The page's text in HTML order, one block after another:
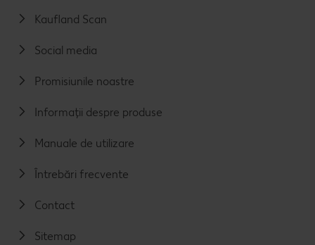
Kaufland Scan
Social media
Promisiunile noastre
Informații despre produse
Manuale de utilizare
Întrebări frecvente
Contact
Sitemap